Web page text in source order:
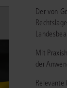
Finden
Risiken
und
FAQ
Der von
Mit
der